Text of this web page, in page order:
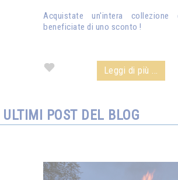
Acquistate un'intera
beneficiate di uno sconto !
Leggi di più ...
ULTIMI POST DEL BLOG